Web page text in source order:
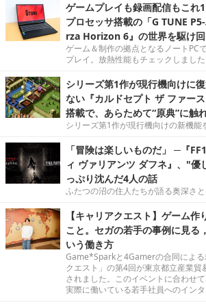
ゲームプレイも録画配信もこ
プロセッサ搭載の「G TUNE
rza Horizon 6』の世界を駆け
ゲーム＆制作の拠点となるノートPC
プレイ。放熱性能もチェックしました
シリーズ第1作が現行機向けに
ない『カルドセプト ザ ファー
搭載で、あらためて“原典”に触
シリーズ第1作が現行機向けの新機能
「冒険は楽しいものだ」 ─『
ィ ヴァリアンツ ダフネ』、"優
っぷり沈んだ4人の話
ふたつの沼の住人たちが語る奥深さと
【キャリアクエスト】ゲーム作
こと。セガの若手の事例に見る
いう働き方
Game*Sparkと4Gamerの合同によ
クエスト」の第4回が東京都立産業貿
されました。このイベントに合わせ
実際に働いている若手社員へのインタ